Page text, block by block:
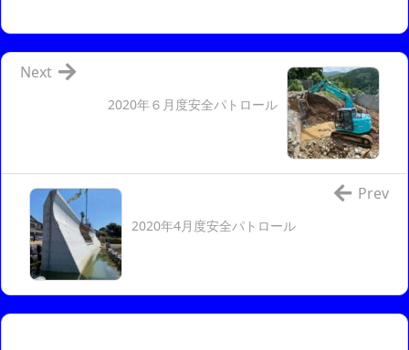
2020年６月度安全パトロール
Next
2020年4月度安全パトロール
Prev